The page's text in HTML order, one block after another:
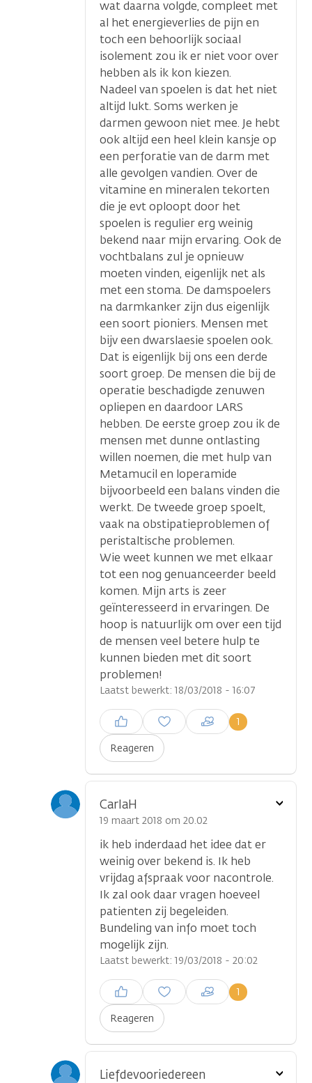
wat daarna volgde, compleet met
al het energieverlies de pijn en
toch een behoorlijk sociaal
isolement zou ik er niet voor over
hebben als ik kon kiezen.
Nadeel van spoelen is dat het niet
altijd lukt. Soms werken je
darmen gewoon niet mee. Je hebt
ook altijd een heel klein kansje op
een perforatie van de darm met
alle gevolgen vandien. Over de
vitamine en mineralen tekorten
die je evt oploopt door het
spoelen is regulier erg weinig
bekend naar mijn ervaring. Ook de
vochtbalans zul je opnieuw
moeten vinden, eigenlijk net als
met een stoma. De damspoelers
na darmkanker zijn dus eigenlijk
een soort pioniers. Mensen met
bijv een dwarslaesie spoelen ook.
Dat is eigenlijk bij ons een derde
soort groep. De mensen die bij de
operatie beschadigde zenuwen
opliepen en daardoor LARS
hebben. De eerste groep zou ik de
mensen met dunne ontlasting
willen noemen, die met hulp van
Metamucil en loperamide
bijvoorbeeld een balans vinden die
werkt. De tweede groep spoelt,
vaak na obstipatieproblemen of
peristaltische problemen.
Wie weet kunnen we met elkaar
tot een nog genuanceerder beeld
komen. Mijn arts is zeer
geïnteresseerd in ervaringen. De
hoop is natuurlijk om over een tijd
de mensen veel betere hulp te
kunnen bieden met dit soort
problemen!
Laatst bewerkt: 18/03/2018 - 16:07
Reageren
1
Inloggen om een reactie te
plaatsen
CarlaH
19 maart 2018 om 20.02
ik heb inderdaad het idee dat er
weinig over bekend is. Ik heb
vrijdag afspraak voor nacontrole.
Ik zal ook daar vragen hoeveel
patienten zij begeleiden.
Bundeling van info moet toch
mogelijk zijn.
Laatst bewerkt: 19/03/2018 - 20:02
Reageren
1
Inloggen om een reactie te
plaatsen
Toon
Liefdevooriedereen
Toon